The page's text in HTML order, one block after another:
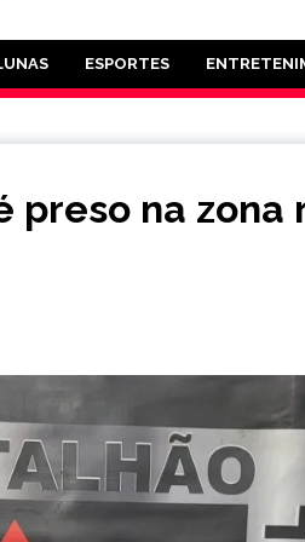
ESPORTES
preso na zona